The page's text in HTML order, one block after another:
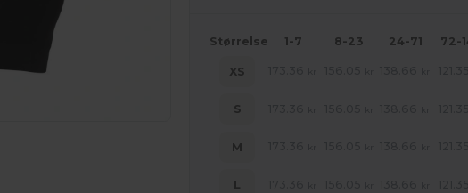
Størrelse 1-7 8-23 24-71 72-
XS
S
M
L